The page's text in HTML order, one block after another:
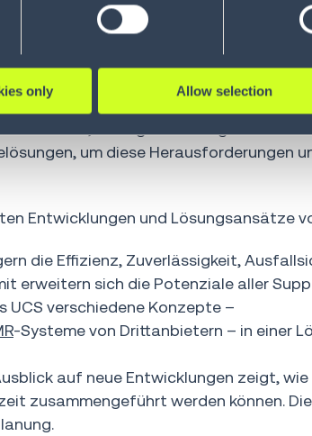
only Allow selection
vom 11. bis 13. Oktober 2022 in
sind kritische Erfolgsfaktoren und
Vice President EMEA Operations bei
möglich, die Resilienz, Flexibilität
die Digitalisierung und
um diese Herausforderungen
Entwicklungen und Lösungsansätze
die Effizienz, Zuverlässigkeit,
erweitern sich die Potenziale aller
UCS verschiedene Konzepte –
-Systeme von Drittanbietern – in einer
auf neue Entwicklungen zeigt,
zusammengeführt werden können.